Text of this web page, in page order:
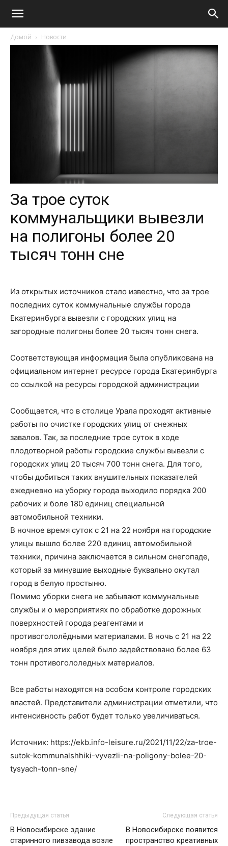
Домой Новости
За трое суток
коммунальщики вывезли
на полигоны более 20
тысяч тонн сне
Из открытых источников стало известно, что за трое
последних суток коммунальные службы города
Екатеринбурга вывезли с городских улиц на
загородные полигоны более 20 тысяч тонн снега.
Соответствующая информация была опубликована на
официальном интернет ресурсе города Екатеринбурга
со ссылкой на ресурсы городской администрации
Сообщается, что в столице Урала проходят активные
работы по очистке городских улиц от снежных
завалов. Так, за последние трое суток в ходе
плодотворной работы городские службы вывезли с
городских улиц 20 тысяч 700 тонн снега. Для того,
чтобы добиться таких внушительных показателей
ежедневно на уборку города выходило порядка 200
рабочих и боле 180 единиц специальной
автомобильной техники.
В ночное время суток с 21 на 22 ноября на городские
улицы вышло более 220 единиц автомобильной
техники, причина заключается в сильном снегопаде,
который за минувшие выходные буквально окутал
город в белую простыню.
Помимо уборки снега не забывают коммунальные
службы и о мероприятиях по обработке дорожных
поверхностей города реагентами и
противогололёдными материалами. В ночь с 21 на 22
ноября для этих целей было задействовано более 63
тонн противогололедных материалов.
Все работы находятся на особом контроле городских
властей. Представители администрации отметили, что
интенсивность работ будет только увеличиваться.
Источник: https://ekb.info-leisure.ru/2021/11/22/za-troe-
sutok-kommunalshhiki-vyvezli-na-poligony-bolee-20-
tysyach-tonn-sne/
Предыдущая статья
В Новосибирске здание
старинного пивзавода возле
Следующая статья
В Новосибирске появится
пространство креативных